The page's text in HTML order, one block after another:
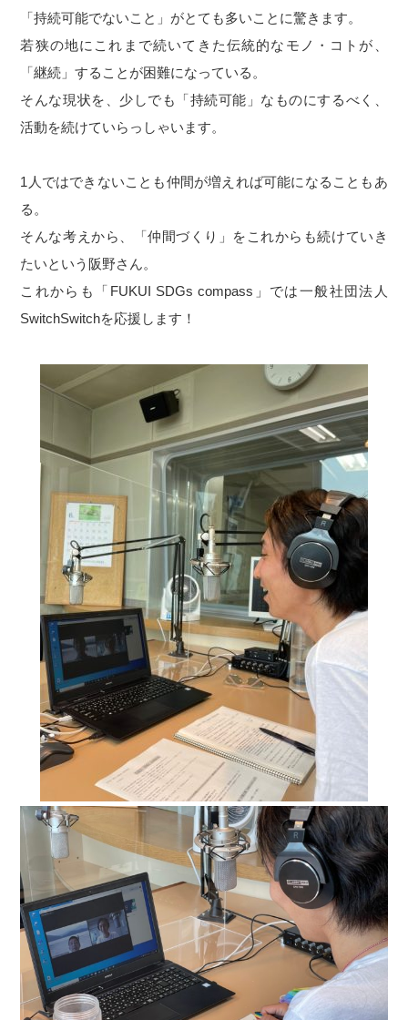
「持続可能でないこと」がとても多いことに驚きます。
若狭の地にこれまで続いてきた伝統的なモノ・コトが、
「継続」することが困難になっている。
そんな現状を、少しでも「持続可能」なものにするべく、
活動を続けていらっしゃいます。
1人ではできないことも仲間が増えれば可能になることもあ
る。
そんな考えから、「仲間づくり」をこれからも続けていき
たいという阪野さん。
これからも「FUKUI SDGs compass」では一般社団法人
SwitchSwitchを応援します！